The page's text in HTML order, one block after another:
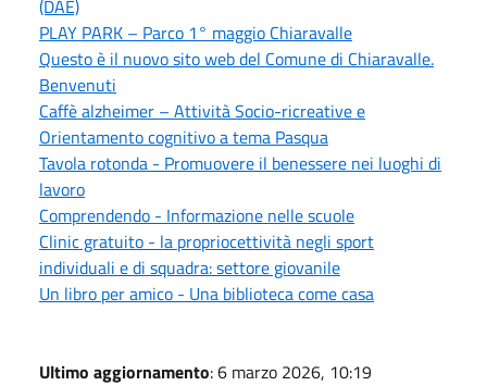
(DAE)
PLAY PARK – Parco 1° maggio Chiaravalle
Questo è il nuovo sito web del Comune di Chiaravalle.
Benvenuti
Caffè alzheimer – Attività Socio-ricreative e
Orientamento cognitivo a tema Pasqua
Tavola rotonda - Promuovere il benessere nei luoghi di
lavoro
Comprendendo - Informazione nelle scuole
Clinic gratuito - la propriocettività negli sport
individuali e di squadra: settore giovanile
Un libro per amico - Una biblioteca come casa
Ultimo aggiornamento: 6 marzo 2026, 10:19